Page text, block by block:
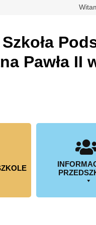
Szkoła
Pawła II